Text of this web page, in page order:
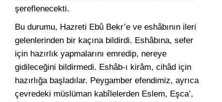
şereflenecekti.
Bu durumu, Hazreti Ebû Bekr’e ve eshâbının ileri
gelenlerinden bir kaçına bildirdi. Eshâbına, sefer
için hazırlık yapmalarını emredip, nereye
gidileceğini bildirmedi. Eshâb-ı kirâm, cihâd için
hazırlığa başladılar. Peygamber efendimiz, ayrıca
çevredeki müslüman kabîlelerden Eslem, Eşca’,